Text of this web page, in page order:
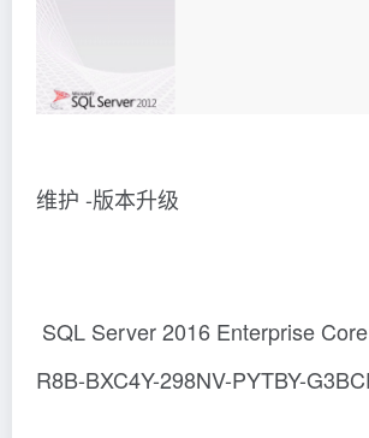
维护 -版本升级
SQL Server 2016 Enterprise
R8B-BXC4Y-298NV-PYTBY-